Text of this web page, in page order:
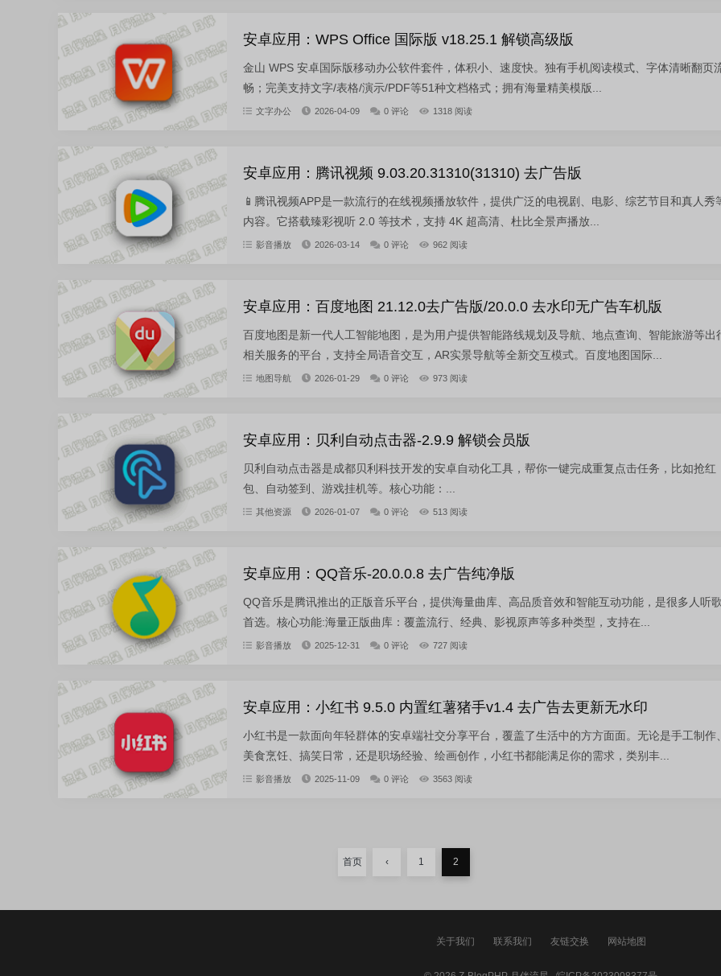
安卓应用：WPS Office 国际版 v18.25.1 解锁高级版
金山 WPS 安卓国际版移动办公软件套件，体积小、速度快。独有手机阅读模式、字体清晰翻页
畅；完美支持文字/表格/演示/PDF等51种文档格式；拥有海量精美模版...
文字办公 2026-04-09 0 评论 1318 阅读
安卓应用：腾讯视频 9.03.20.31310(31310) 去广告版
📱腾讯视频APP是一款流行的在线视频播放软件，提供广泛的电视剧、电影、综艺节目和真人秀
内容。它搭载臻彩视听 2.0 等技术，支持 4K 超高清、杜比全景声播放...
影音播放 2026-03-14 0 评论 962 阅读
安卓应用：百度地图 21.12.0去广告版/20.0.0 去水印无广告车机版
百度地图是新一代人工智能地图，是为用户提供智能路线规划及导航、地点查询、智能旅游等出
相关服务的平台，支持全局语音交互，AR实景导航等全新交互模式。百度地图国际...
地图导航 2026-01-29 0 评论 973 阅读
安卓应用：贝利自动点击器-2.9.9 解锁会员版
贝利自动点击器是成都贝利科技开发的安卓自动化工具，帮你一键完成重复点击任务，比如抢红
包、自动签到、游戏挂机等。核心功能：...
其他资源 2026-01-07 0 评论 513 阅读
安卓应用：QQ音乐-20.0.0.8 去广告纯净版
QQ音乐是腾讯推出的正版音乐平台，提供海量曲库、高品质音效和智能互动功能，是很多人听
首选。核心功能:海量正版曲库：覆盖流行、经典、影视原声等多种类型，支持在...
影音播放 2025-12-31 0 评论 727 阅读
安卓应用：小红书 9.5.0 内置红薯猪手v1.4 去广告去更新无水印
小红书是一款面向年轻群体的安卓端社交分享平台，覆盖了生活中的方方面面。无论是手工制作
美食烹饪、搞笑日常，还是职场经验、绘画创作，小红书都能满足你的需求，类别丰...
影音播放 2025-11-09 0 评论 3563 阅读
首页 ‹ 1 2
关于我们 联系我们 友链交换 网站地图